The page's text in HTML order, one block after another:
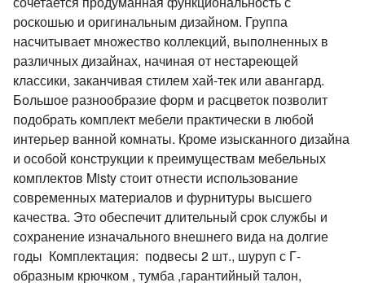
роскошью и оригинальным дизайном. Группа
насчитывает множество коллекций, выполненных в
различных дизайнах, начиная от нестареющей
классики, заканчивая стилем хай-тек или авангард.
Большое разнообразие форм и расцветок позволит
подобрать комплект мебели практически в любой
интерьер ванной комнаты. Кроме изысканного дизайна
и особой конструкции к преимуществам мебельных
комплектов Misty стоит отнести использование
современных материалов и фурнитуры высшего
качества. Это обеспечит длительный срок службы и
сохранение изначального внешнего вида на долгие
годы Комплектация: подвесы 2 шт., шуруп с Г-
образным крючком , тумба ,гарантийный талон,